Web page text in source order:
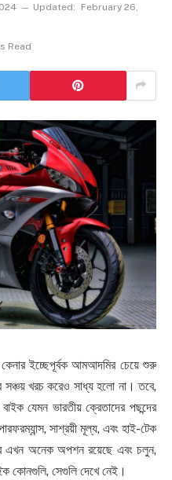
Updated: February 26,
Read
কেনার ইচ্ছেপূর্বক আমআদমির চেয়ে শুরু
সঞ্চয় খরচ করেও সাধ্য হলো না। তবে,
যেমন ভারতীয় ক্রেতাদের পছন্দের
সাশ্রয়ী মূল্য, এবং হাই-টেক
এখন অনেক অপশন রয়েছে এবং চলুন,
কোনগুলি, সেগুলি দেখে নেই।